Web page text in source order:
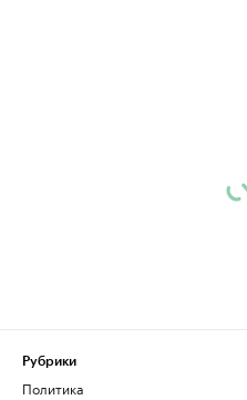
Рубрики
Политика